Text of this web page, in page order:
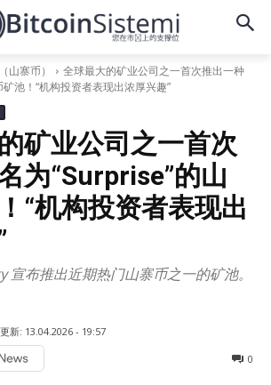
山寨币）
全球最大的矿业公司之一首次推出一种
池！“机构投资者表现出浓厚兴趣”
矿业公司之一首次
为“Surprise”的山
“机构投资者表现出
宣布推出近期热门山寨币之一的矿池。
更新: 13.04.2026 - 19:57
0